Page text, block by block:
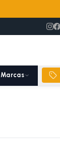
Marcas